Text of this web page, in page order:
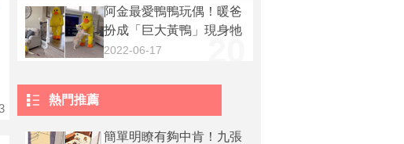
撿」遊戲！
阿金最愛鴨鴨玩偶！暖爸
扮成「巨大黃鴨」現身牠
激動狂搖尾：偶是你的粉
2022-06-17
熱門推薦
簡單明瞭有夠中肯！九張